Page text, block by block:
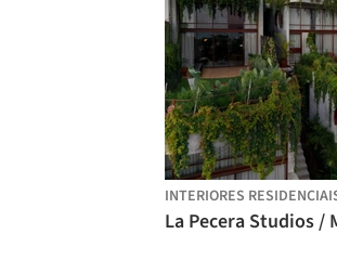
INTERIORES
La Pecera Studios /